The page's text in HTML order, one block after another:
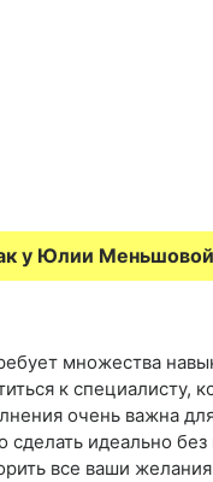
у Юлии Меньшовой
множества
к специалисту,
очень важна
идеально без
все ваши